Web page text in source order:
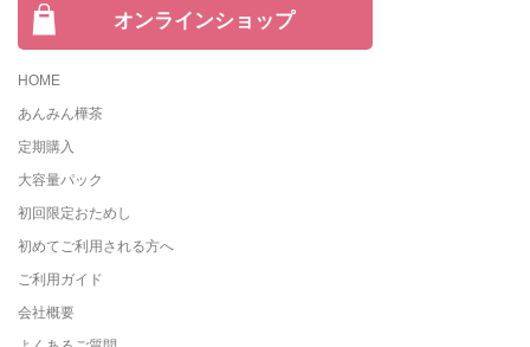
オンラインショップ
HOME
あんみん樺茶
定期購入
大容量パック
初回限定おためし
初めてご利用される方へ
ご利用ガイド
会社概要